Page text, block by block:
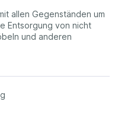
allen Gegenständen um
Entsorgung von nicht
und anderen